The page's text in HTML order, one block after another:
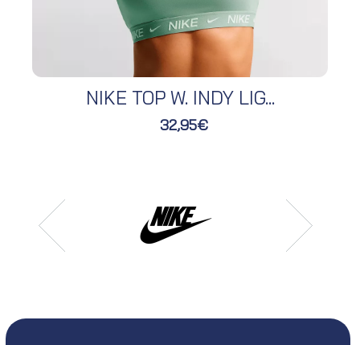
NIKE TOP W. INDY LIG...
32,95€